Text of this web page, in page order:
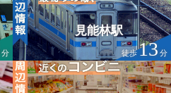
分
見能林駅
徒歩13 分